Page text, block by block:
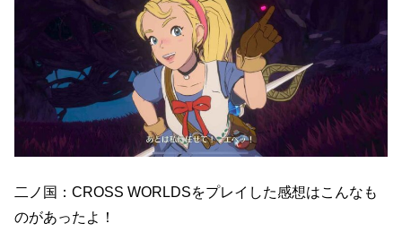
二ノ国：CROSS WORLDSをプレイした感想はこんなも
のがあったよ！